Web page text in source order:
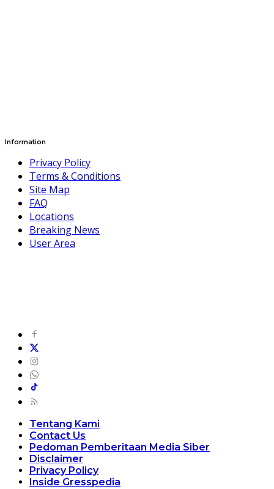
Information
Privacy Policy
Terms & Conditions
Site Map
FAQ
Locations
Breaking News
User Area
Tentang Kami
Contact Us
Pedoman Pemberitaan Media Siber
Disclaimer
Privacy Policy
Inside Gresspedia